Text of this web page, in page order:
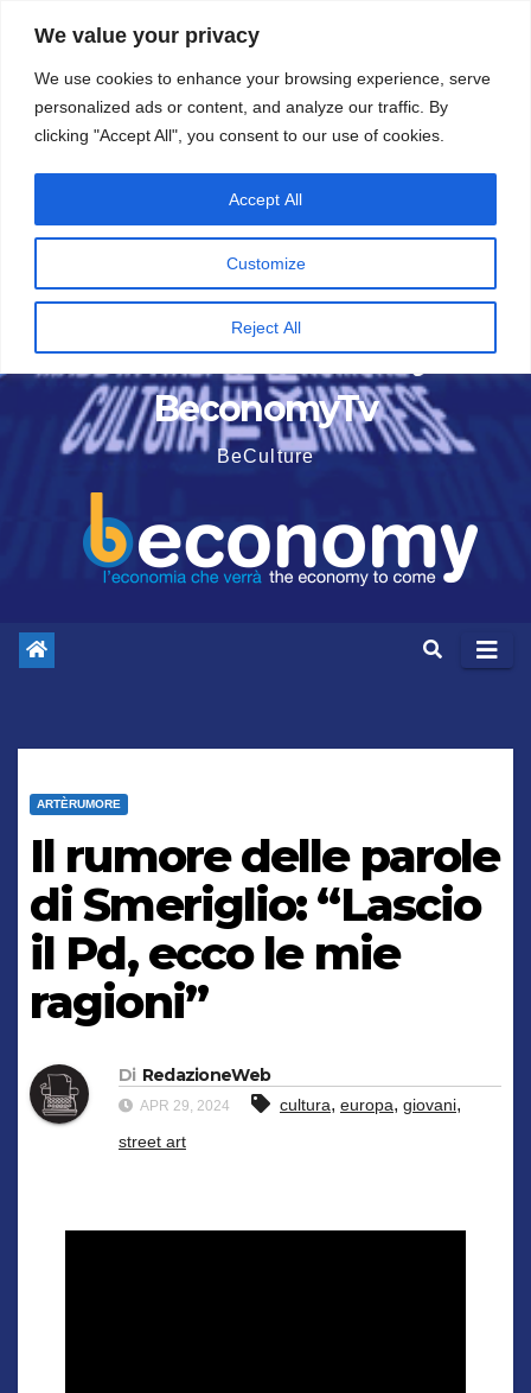
We value your privacy
We use cookies to enhance your browsing experience, serve
personalized ads or content, and analyze our traffic. By
clicking "Accept All", you consent to our use of cookies.
Customize
Reject All
Accept All
contenuto
5 Agosto 2026
BeconomyTv
BeCulture
ARTÈRUMORE
Il rumore delle parole
di Smeriglio: “Lascio
il Pd, ecco le mie
ragioni”
Di RedazioneWeb
APR 29, 2024 cultura, europa, giovani,
street art